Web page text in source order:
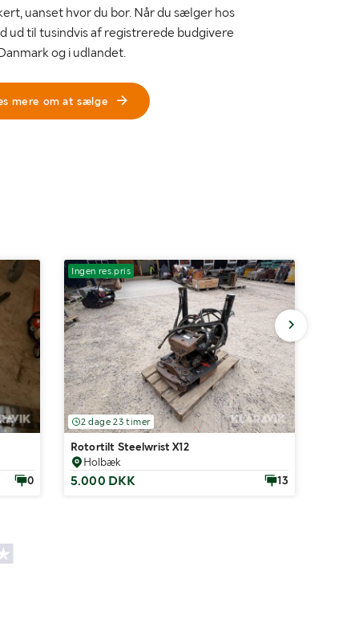
uanset hvor du bor. Når du sælger hos
ud til tusindvis af registrerede budgivere
og i udlandet.
mere om at sælge
0
Ingen res.pris
2 dage 23 timer
Rotortilt Steelwrist X12
Holbæk
5.000 DKK 13